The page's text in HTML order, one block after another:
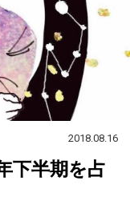
2018.08.16
下半期を占